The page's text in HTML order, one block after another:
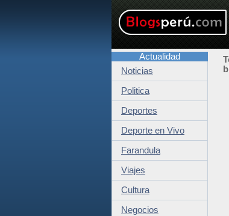
Actualidad
Noticias
Politica
Deportes
Deporte en Vivo
Farandula
Viajes
Cultura
Negocios